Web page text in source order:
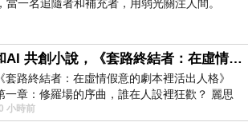
一名追隨者和補充者，用弱光關注人間。
和AI 共創小說，《套路終結者：在虛情假意的劇本裡活出人格》
《套路終結者：在虛情假意的劇本裡活出人格》
一章：修羅場的序曲，誰在人設裡狂歡？ 麗思
爾頓酒店的總統套房內，燈光昏
小時前